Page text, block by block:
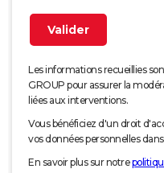
Les informations recueillies
GROUP pour assurer la
liées aux interventions.
Vous bénéficiez d'un droit
vos données personnelles
En savoir plus sur notre